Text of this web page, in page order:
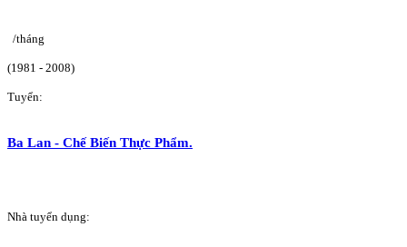
/tháng
(1981 - 2008)
Tuyển:
Ba Lan - Chế Biến Thực Phẩm.
Nhà tuyển dụng: